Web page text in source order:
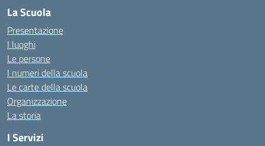
La Scuola
Presentazione
I luoghi
Le persone
I numeri della scuola
Le carte della scuola
Organizzazione
La storia
I Servizi